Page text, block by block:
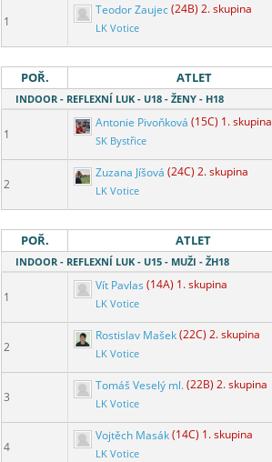
1
Teodor Zaujec(24B) 2. skupina
LK Votice
POŘ. ATLET
INDOOR - REFLEXNÍ LUK - U18 - ŽENY - H18
1
Antonie Pivoňková (15C) 1. skupina
SK Bystřice
2
Zuzana Jíšová (24C) 2. skupina
LK Votice
POŘ. ATLET
INDOOR - REFLEXNÍ LUK - U15 - MUŽI - ŽH18
1
Vít Pavlas (14A) 1. skupina
LK Votice
2
Rostislav Mašek(22C) 2. skupina
LK Votice
3
Tomáš Veselý ml.(22B) 2. skupina
LK Votice
4
Vojtěch Masák(14C) 1. skupina
LK Votice